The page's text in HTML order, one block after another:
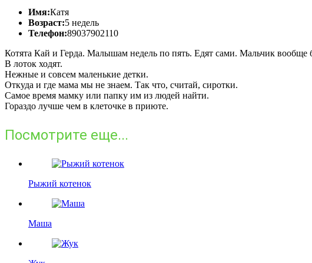
Имя:Катя
Возраст:5 недель
Телефон:89037902110
Котята Кай и Герда. Малышам недель по пять. Едят сами. Мальчик вообще
В лоток ходят.
Нежные и совсем маленькие детки.
Откуда и где мама мы не знаем. Так что, считай, сиротки.
Самое время мамку или папку им из людей найти.
Гораздо лучше чем в клеточке в приюте.
Посмотрите еще...
Рыжий котенок
Маша